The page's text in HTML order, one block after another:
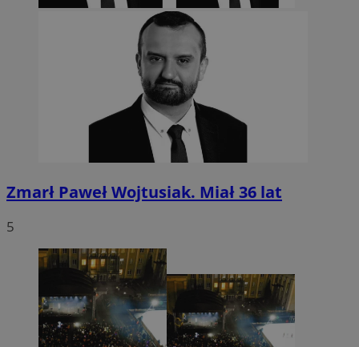
Zmarł Paweł Wojtusiak. Miał 36 lat
5
VISITOR_PRIVACY_METADATA
Google Privacy Policy